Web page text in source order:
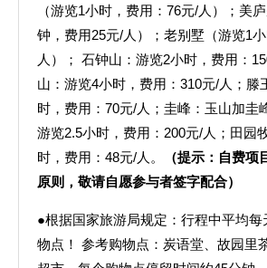
（游览1小时，费用：76元/人）；美
钟，费用25元/人）；老别墅（游览1
人）； 石钟山：游览2小时，费用：
山：游览4小时，费用：310元/人；滕
时，费用：70元/人；圭峰：玉山加圭
游览2.5小时，费用：200元/人；田园
时，费用：48元/人。
（提示：自费
原则，敬请自愿参与者签字配合）
●根据国家旅游局规定：行程中平均每
物点！ 参考购物点：炭语堂、故园里